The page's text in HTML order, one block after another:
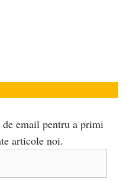
email pentru a primi
articole noi.